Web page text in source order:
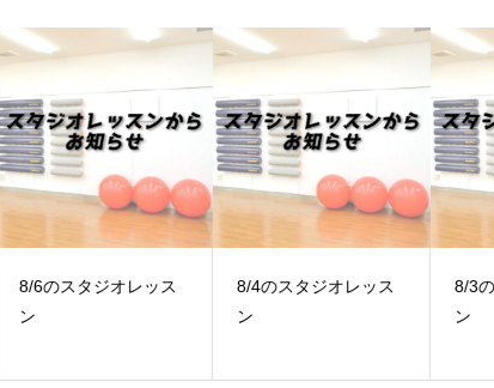
8/4のスタジオレッス
8/3のスタジオレッス